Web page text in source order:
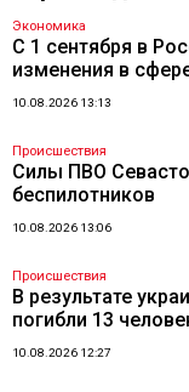
Экономика
С 1 сентября в
изменения в
10.08.2026 13:13
Происшествия
Силы ПВО
беспилотников
10.08.2026 13:06
Происшествия
В результате
погибли 13
10.08.2026 12:27